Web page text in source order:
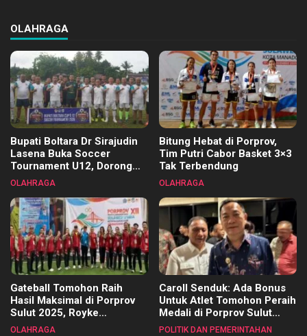
OLAHRAGA
Bupati Boltara Dr Sirajudin
Lasena Buka Soccer
Tournament U12, Dorong
Pembinaan Merata di Setiap
OLAHRAGA
Bitung Hebat di Porprov,
Tim Putri Cabor Basket 3×3
Tak Terbendung
OLAHRAGA
Gateball Tomohon Raih
Hasil Maksimal di Porprov
Sulut 2025, Royke
Tangkawarouw Ucapkan
OLAHRAGA
Caroll Senduk: Ada Bonus
Untuk Atlet Tomohon Peraih
Medali di Porprov Sulut
2025
POLITIK DAN PEMERINTAHAN